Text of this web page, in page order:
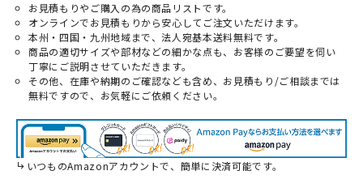
お見積もりやご購入の為の商品リストです。
オンラインでお見積もりから安心してご注文いただけます。
本州・四国・九州地域まで、法人宛基本送料無料です。
商品の適切サイズや部材などの細かな点も、お客様のご要望を伺い
丁寧にご説明させていただきます。
その他、在庫や納期のご確認なども含め、お見積もり/ご相談までは
無料ですので、お気軽にご依頼ください。
いつものAmazonアカウントで、簡単に決済可能です。